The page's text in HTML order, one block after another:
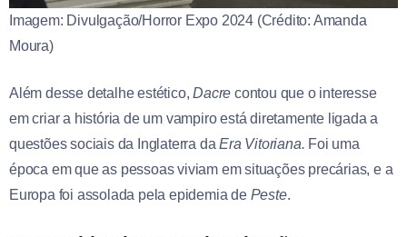
Imagem: Divulgação/Horror Expo 2024 (Crédito: Amanda
Moura)
Além desse detalhe estético,Dacre contou que o interesse
em criar a história de um vampiro está diretamente ligada a
questões sociais da Inglaterra daEra Vitoriana. Foi uma
época em que as pessoas viviam em situações precárias, e a
Europa foi assolada pela epidemia de Peste.